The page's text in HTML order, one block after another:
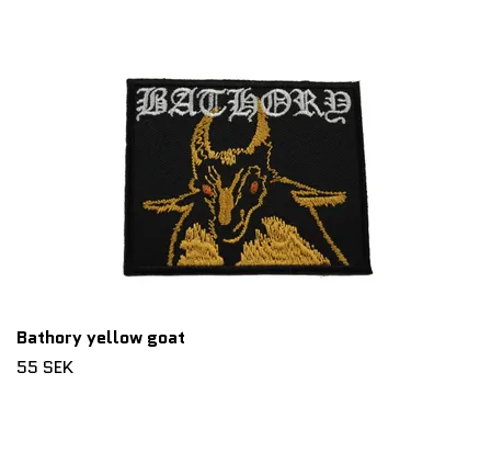
Bathory yellow goat
55 SEK